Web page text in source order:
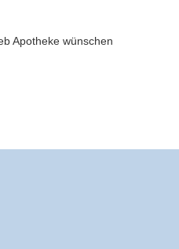
Apotheke wünschen